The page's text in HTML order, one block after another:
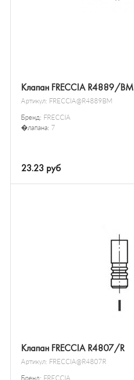
Клапан FRECCIA R4889/BM
Артикул: FRECCIA@R4889BM
Бренд: FRECCIA
�лапана: 7
23.23 руб
Клапан FRECCIA R4807/R
Артикул: FRECCIA@R4807R
Бренд: FRECCIA